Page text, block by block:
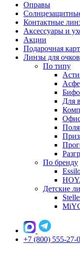
Оправы
Контактные
Аксессуары и
Акции
Подарочная
Линзы для очков
По типу
Для
По бренду
Детские
+7 (800) 555-27-